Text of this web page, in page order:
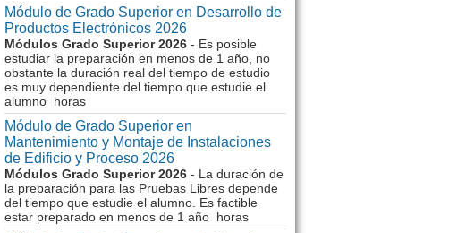
Módulo de Grado Superior en Desarrollo de
Productos Electrónicos 2026
Módulos Grado Superior 2026 - Es posible
estudiar la preparación en menos de 1 año, no
obstante la duración real del tiempo de estudio
es muy dependiente del tiempo que estudie el
alumno horas
Módulo de Grado Superior en
Mantenimiento y Montaje de Instalaciones
de Edificio y Proceso 2026
Módulos Grado Superior 2026 - La duración de
la preparación para las Pruebas Libres depende
del tiempo que estudie el alumno. Es factible
estar preparado en menos de 1 año horas